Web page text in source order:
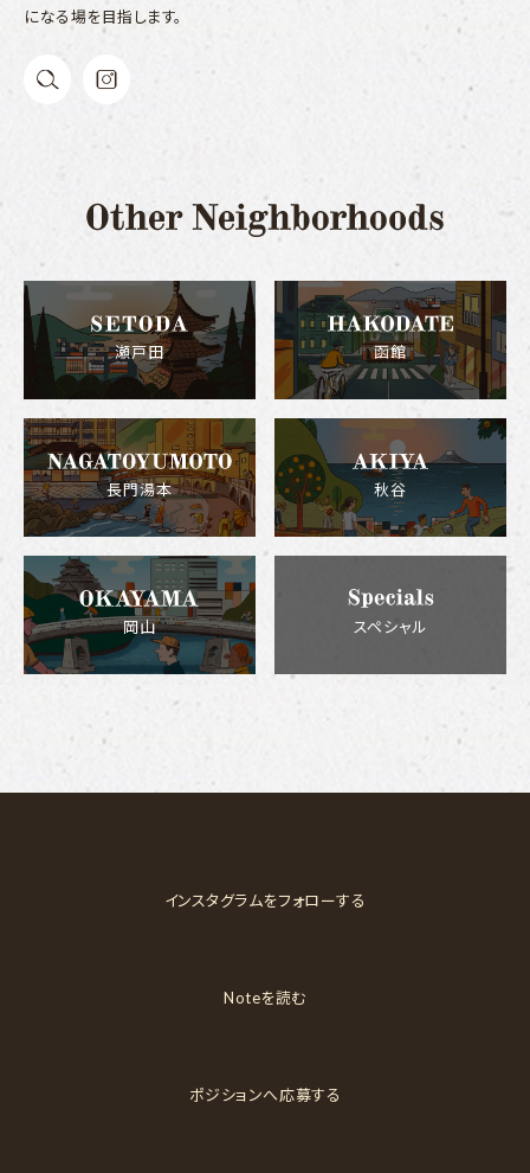
になる場を目指します。
瀬戸田 函館
長門湯本 秋谷
岡山 スペシャル
インスタグラムをフォローする
Noteを読む
ポジションへ応募する